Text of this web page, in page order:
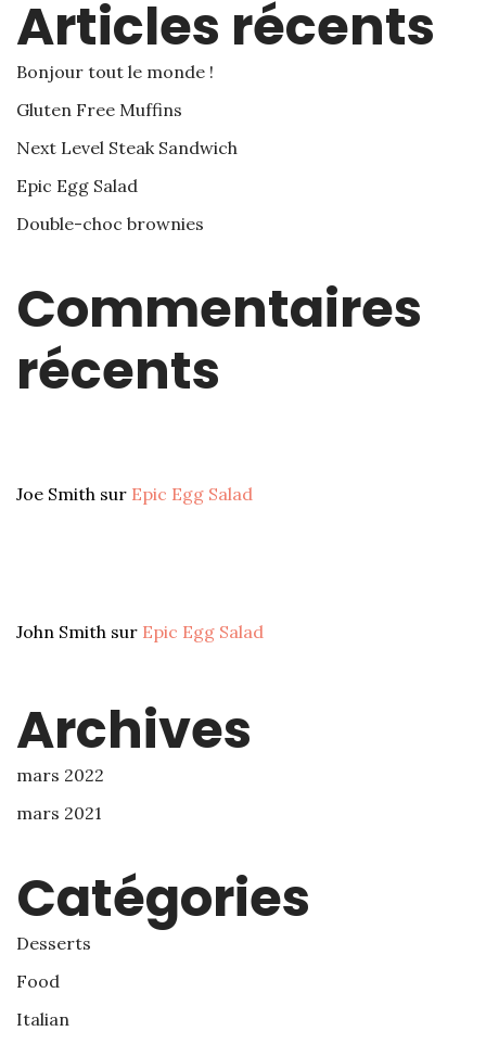
Articles récents
Bonjour tout le monde !
Gluten Free Muffins
Next Level Steak Sandwich
Epic Egg Salad
Double-choc brownies
Commentaires
récents
Joe Smith sur Epic Egg Salad
John Smith sur Epic Egg Salad
Archives
mars 2022
mars 2021
Catégories
Desserts
Food
Italian